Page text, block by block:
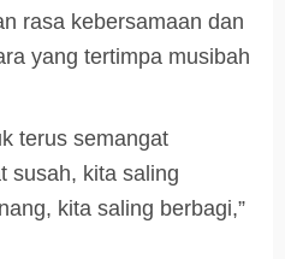
rasa kebersamaan dan
yang tertimpa musibah
terus semangat
susah, kita saling
kita saling berbagi,”